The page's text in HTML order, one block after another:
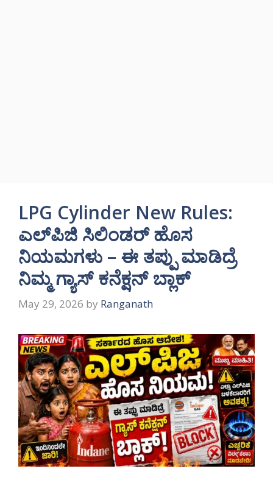
LPG Cylinder New Rules:
ಎಲ್‌ಪಿಜಿ ಸಿಲಿಂಡರ್ ಹೊಸ
ನಿಯಮಗಳು – ಈ ತಪ್ಪು ಮಾಡಿದ್ರೆ
ನಿಮ್ಮ ಗ್ಯಾಸ್ ಕನೆಕ್ಷನ್ ಬ್ಲಾಕ್
May 29, 2026 by Ranganath